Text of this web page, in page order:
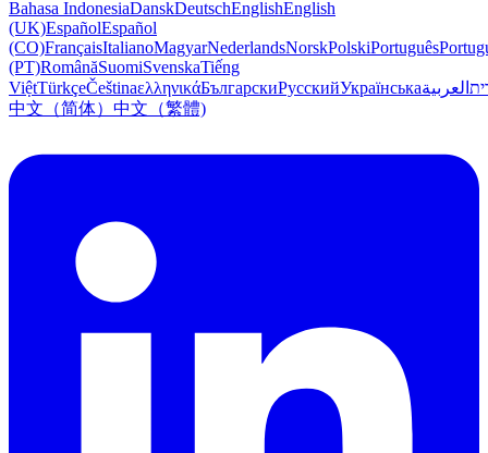
Bahasa IndonesiaDanskDeutschEnglishEnglish
(UK)EspañolEspañol
(CO)FrançaisItalianoMagyarNederlandsNorskPolskiPortuguês
(PT)RomânăSuomiSvenskaTiếng
ViệtTürkçeČeštinaελληνικάБългарскиРусскийУкраїнськаالعربية
中文（简体） 中文（繁體)